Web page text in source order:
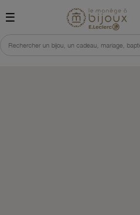
☰
Rechercher un bijou, un cadeau, mariage,